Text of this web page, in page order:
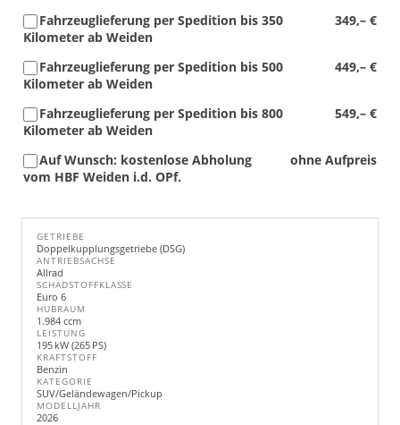
349,– €
Fahrzeuglieferung per Spedition bis 350
Kilometer ab Weiden
449,– €
Fahrzeuglieferung per Spedition bis 500
Kilometer ab Weiden
549,– €
Fahrzeuglieferung per Spedition bis 800
Kilometer ab Weiden
ohne Aufpreis
Auf Wunsch: kostenlose Abholung
vom HBF Weiden i.d. OPf.
GETRIEBE
Doppelkupplungsgetriebe (DSG)
ANTRIEBSACHSE
Allrad
SCHADSTOFFKLASSE
Euro 6
HUBRAUM
1.984 ccm
LEISTUNG
195 kW (265 PS)
KRAFTSTOFF
Benzin
KATEGORIE
SUV/Geländewagen/Pickup
MODELLJAHR
2026